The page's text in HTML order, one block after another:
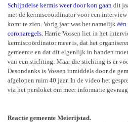
Schijndelse kermis weer door kon gaan dit
met de kermiscoördinator voor een
komt te zien. Vorig jaar was het namelijk één
coronaregels Harrie Vossen liet in het
kermiscoördinator meer is, dat het
gemeente en dat dit eigenlijk in handen
van een stichting. Maar die stichting is er
Desondanks is Vossen inmiddels door de
afgelopen ruim 40 jaar. In de video het
via het persloket om meer informatie
Reactie gemeente Meierijstad.